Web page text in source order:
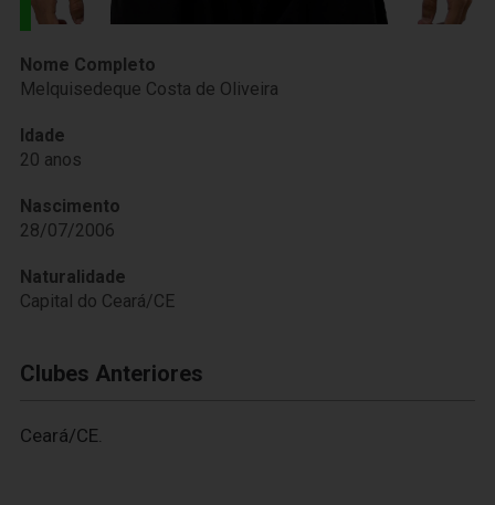
Nome Completo
Melquisedeque Costa de Oliveira
Idade
20 anos
Nascimento
28/07/2006
Naturalidade
Capital do Ceará/CE
Clubes Anteriores
Ceará/CE.